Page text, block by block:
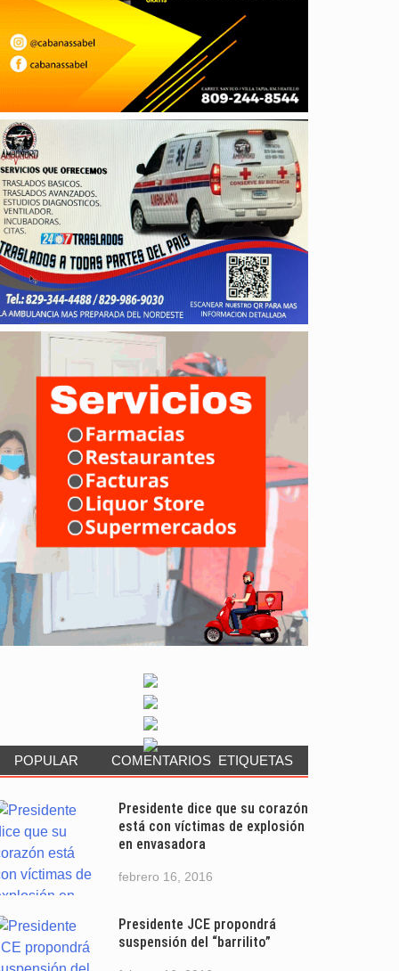
POPULAR COMENTARIOS ETIQUETAS
Presidente dice que su corazón
está con víctimas de explosión
en envasadora
febrero 16, 2016
Presidente JCE propondrá
suspensión del “barrilito”